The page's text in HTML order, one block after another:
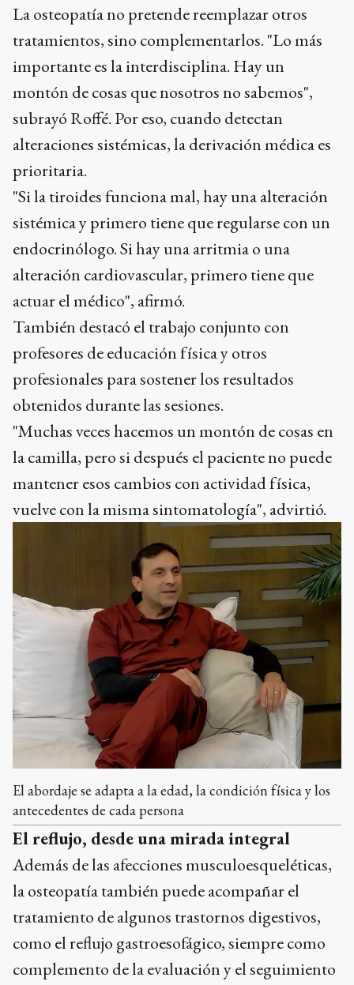
La osteopatía no pretende reemplazar otros
tratamientos, sino complementarlos. "Lo más
importante es la interdisciplina. Hay un
montón de cosas que nosotros no sabemos",
subrayó Roffé. Por eso, cuando detectan
alteraciones sistémicas, la derivación médica es
prioritaria.
"Si la tiroides funciona mal, hay una alteración
sistémica y primero tiene que regularse con un
endocrinólogo. Si hay una arritmia o una
alteración cardiovascular, primero tiene que
actuar el médico", afirmó.
También destacó el trabajo conjunto con
profesores de educación física y otros
profesionales para sostener los resultados
obtenidos durante las sesiones.
"Muchas veces hacemos un montón de cosas en
la camilla, pero si después el paciente no puede
mantener esos cambios con actividad física,
vuelve con la misma sintomatología", advirtió.
El abordaje se adapta a la edad, la condición física y los
antecedentes de cada persona
El reflujo, desde una mirada integral
Además de las afecciones musculoesqueléticas,
la osteopatía también puede acompañar el
tratamiento de algunos trastornos digestivos,
como el reflujo gastroesofágico, siempre como
complemento de la evaluación y el seguimiento